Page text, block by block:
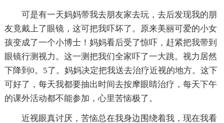
可是有一天妈妈带我去朋友家去玩，去后发现我的朋
友竟戴上了眼镜，这可把我吓坏了。原来美丽可爱的小女
孩变成了一个小博士！妈妈看后受了惊吓，赶紧把我带到
眼镜行测视力。这一测把我们全家吓了一大跳。视力居然
下降到0。5了。妈妈决定把我送去治疗近视的地方。这下
可好了，每天我都要抽出时间去按摩眼睛治疗，每天下午
的课外活动都不能参加，心里苦恼极了。
近视眼真讨厌，苦恼总在我身边围绕着我，现在我看